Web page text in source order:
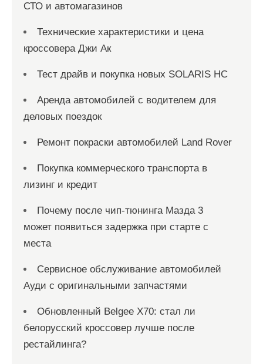
СТО и автомагазинов
Технические характеристики и цена
кроссовера Джи Ак
Тест драйв и покупка новых SOLARIS HC
Аренда автомобилей с водителем для
деловых поездок
Ремонт покраски автомобилей Land Rover
Покупка коммерческого транспорта в
лизинг и кредит
Почему после чип-тюнинга Мазда 3
может появиться задержка при старте с
места
Сервисное обслуживание автомобилей
Ауди с оригинальными запчастями
Обновленный Belgee X70: стал ли
белорусский кроссовер лучше после
рестайлинга?